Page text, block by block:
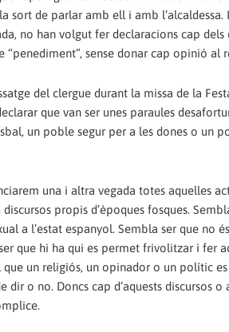
sort de parlar amb ell i amb l’alcaldessa.
no han volgut fer declaracions cap dels
sense donar cap opinió al
del clergue durant la missa de la
que van ser unes paraules
un poble segur per a les dones o un
una i altra vegada totes aquelles
propis d’èpoques fosques.
a l’estat espanyol. Sembla ser que no
que hi ha qui es permet frivolitzar i fer
un religiós, un opinador o un polític
o no. Doncs cap d’aquests discursos o